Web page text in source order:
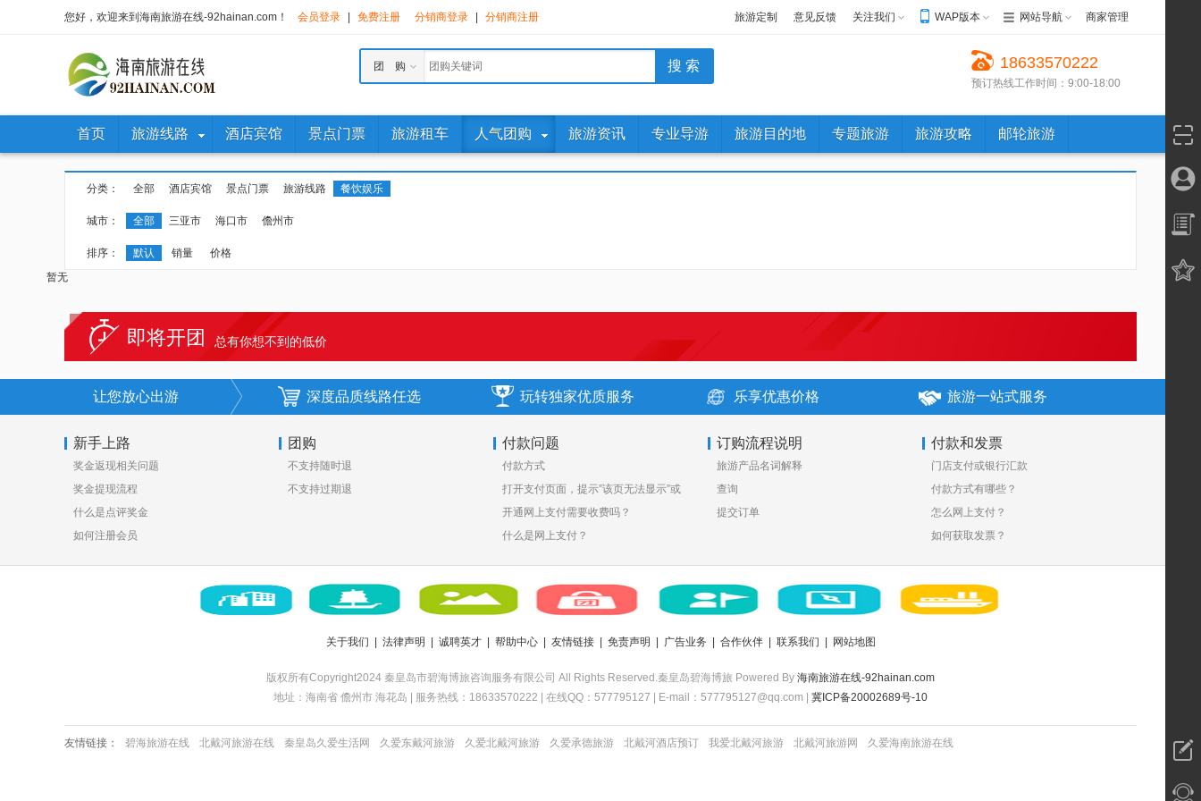
您好，欢迎来到海南旅游在线-92hainan.com！ 会员登录 免费注册 分销商登录 分销商注册 旅游定制 意见反馈 关注我们 WAP版本 网站导航 商家管理
团 购 18633570222
预订热线工作时间：9:00-18:00
首页 旅游线路 酒店宾馆 景点门票 旅游租车 人气团购 旅游资讯 专业导游 旅游目的地 专题旅游 旅游攻略 邮轮旅游
分类： 全部 酒店宾馆 景点门票 旅游线路 餐饮娱乐
城市： 全部 三亚市 海口市 儋州市
排序： 默认 销量
价格
暂无
即将开团 总有你想不到的低价
让您放心出游 深度品质线路任选 玩转独家优质服务 乐享优惠价格 旅游一站式服务
新手上路
奖金返现相关问题
奖金提现流程
什么是点评奖金
如何注册会员
团购
不支持随时退
不支持过期退
付款问题
付款方式
打开支付页面，提示”该页无法显示”或
空白页，可能是什么原因？
开通网上支付需要收费吗？
什么是网上支付？
订购流程说明
旅游产品名词解释
查询
提交订单
付款和发票
门店支付或银行汇款
付款方式有哪些？
怎么网上支付？
如何获取发票？
关于我们 法律声明 诚聘英才 帮助中心 友情链接 免责声明 广告业务 合作伙伴 联系我们 网站地图
版权所有Copyright2024 秦皇岛市碧海博旅咨询服务有限公司 All Rights Reserved.秦皇岛碧海博旅 Powered By 海南旅游在线-92hainan.com
地址：海南省 儋州市 海花岛 | 服务热线：18633570222 | 在线QQ：577795127 | E-mail：577795127@qq.com | 冀ICP备20002689号-10
友情链接： 碧海旅游在线 北戴河旅游在线 秦皇岛久爱生活网 久爱东戴河旅游 久爱北戴河旅游 久爱承德旅游 北戴河酒店预订 我爱北戴河旅游 北戴河旅游网 久爱海南旅游在线